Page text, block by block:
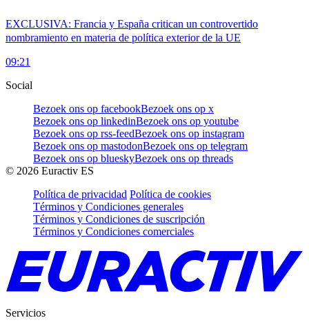
EXCLUSIVA: Francia y España critican un controvertido
nombramiento en materia de política exterior de la UE
09:21
Social
Bezoek ons op facebookBezoek ons op x
Bezoek ons op linkedinBezoek ons op youtube
Bezoek ons op rss-feedBezoek ons op instagram
Bezoek ons op mastodonBezoek ons op telegram
Bezoek ons op blueskyBezoek ons op threads
© 2026 Euractiv ES
Política de privacidad Política de cookies
Términos y Condiciones generales
Términos y Condiciones de suscripción
Términos y Condiciones comerciales
Servicios